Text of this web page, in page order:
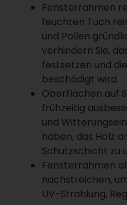
Fensterrahmen
feuchten Tuch
und Pollen
verhindern Sie,
festsetzen und
beschädigt wird.
Oberflächen auf
frühzeitig
und
haben, das Holz
Schutzschicht zu
Fensterrahmen
nachstreichen,
UV-Strahlung,